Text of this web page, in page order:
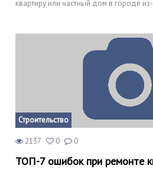
квартиру или частный дом в городе
Строительство
2137 0 0
ТОП-7 ошибок при ремонте